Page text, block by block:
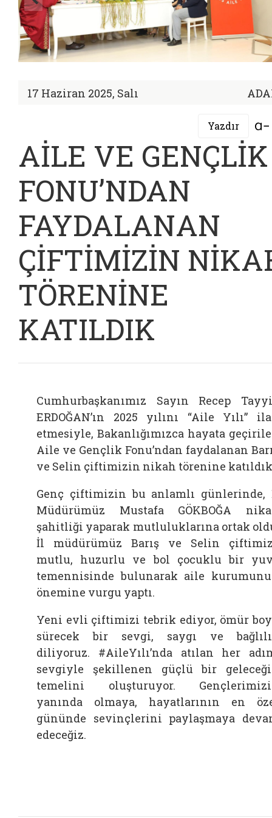
17 Haziran 2025, Salı
Yazdır
AİLE VE GENÇLİK
FONU’NDAN
FAYDALANAN
ÇİFTİMİZİN
TÖRENİNE
KATILDIK
Cumhurbaşkanımız Sayın Recep
ERDOĞAN’ın 2025 yılını “Aile Yılı”
etmesiyle, Bakanlığımızca hayata
Aile ve Gençlik Fonu’ndan faydalanan
ve Selin çiftimizin nikah törenine
Genç çiftimizin bu anlamlı günlerinde,
Müdürümüz Mustafa GÖKBOĞA
şahitliği yaparak mutluluklarına ortak
İl müdürümüz Barış ve Selin
mutlu, huzurlu ve bol çocuklu bir
temennisinde bulunarak aile
önemine vurgu yaptı.
Yeni evli çiftimizi tebrik ediyor, ömür
sürecek bir sevgi, saygı ve
diliyoruz. #AileYılı’nda atılan her
sevgiyle şekillenen güçlü bir
temelini oluşturuyor.
yanında olmaya, hayatlarının en
gününde sevinçlerini paylaşmaya
edeceğiz.